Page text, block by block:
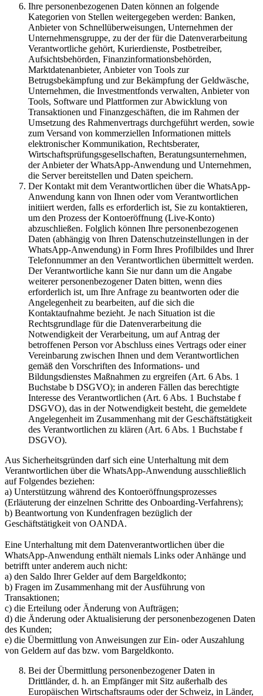
Ihre personenbezogenen Daten können an folgende
Kategorien von Stellen weitergegeben werden: Banken,
Anbieter von Schnellüberweisungen, Unternehmen der
Unternehmensgruppe, zu der der für die Datenverarbeitung
Verantwortliche gehört, Kurierdienste, Postbetreiber,
Aufsichtsbehörden, Finanzinformationsbehörden,
Marktdatenanbieter, Anbieter von Tools zur
Betrugsbekämpfung und zur Bekämpfung der Geldwäsche,
Unternehmen, die Investmentfonds verwalten, Anbieter von
Tools, Software und Plattformen zur Abwicklung von
Transaktionen und Finanzgeschäften, die im Rahmen der
Umsetzung des Rahmenvertrags durchgeführt werden, sowie
zum Versand von kommerziellen Informationen mittels
elektronischer Kommunikation, Rechtsberater,
Wirtschaftsprüfungsgesellschaften, Beratungsunternehmen,
der Anbieter der WhatsApp-Anwendung und Unternehmen,
die Server bereitstellen und Daten speichern.
Der Kontakt mit dem Verantwortlichen über die WhatsApp-
Anwendung kann von Ihnen oder vom Verantwortlichen
initiiert werden, falls es erforderlich ist, Sie zu kontaktieren,
um den Prozess der Kontoeröffnung (Live-Konto)
abzuschließen. Folglich können Ihre personenbezogenen
Daten (abhängig von Ihren Datenschutzeinstellungen in der
WhatsApp-Anwendung) in Form Ihres Profilbildes und Ihrer
Telefonnummer an den Verantwortlichen übermittelt werden.
Der Verantwortliche kann Sie nur dann um die Angabe
weiterer personenbezogener Daten bitten, wenn dies
erforderlich ist, um Ihre Anfrage zu beantworten oder die
Angelegenheit zu bearbeiten, auf die sich die
Kontaktaufnahme bezieht. Je nach Situation ist die
Rechtsgrundlage für die Datenverarbeitung die
Notwendigkeit der Verarbeitung, um auf Antrag der
betroffenen Person vor Abschluss eines Vertrags oder einer
Vereinbarung zwischen Ihnen und dem Verantwortlichen
gemäß den Vorschriften des Informations- und
Bildungsdienstes Maßnahmen zu ergreifen (Art. 6 Abs. 1
Buchstabe b DSGVO); in anderen Fällen das berechtigte
Interesse des Verantwortlichen (Art. 6 Abs. 1 Buchstabe f
DSGVO), das in der Notwendigkeit besteht, die gemeldete
Angelegenheit im Zusammenhang mit der Geschäftstätigkeit
des Verantwortlichen zu klären (Art. 6 Abs. 1 Buchstabe f
DSGVO).
Aus Sicherheitsgründen darf sich eine Unterhaltung mit dem
Verantwortlichen über die WhatsApp-Anwendung ausschließlich
auf Folgendes beziehen:
a) Unterstützung während des Kontoeröffnungsprozesses
(Erläuterung der einzelnen Schritte des Onboarding-Verfahrens);
b) Beantwortung von Kundenfragen bezüglich der
Geschäftstätigkeit von OANDA.
Eine Unterhaltung mit dem Datenverantwortlichen über die
WhatsApp-Anwendung enthält niemals Links oder Anhänge und
betrifft unter anderem auch nicht:
a) den Saldo Ihrer Gelder auf dem Bargeldkonto;
b) Fragen im Zusammenhang mit der Ausführung von
Transaktionen;
c) die Erteilung oder Änderung von Aufträgen;
d) die Änderung oder Aktualisierung der personenbezogenen Daten
des Kunden;
e) die Übermittlung von Anweisungen zur Ein- oder Auszahlung
von Geldern auf das bzw. vom Bargeldkonto.
Bei der Übermittlung personenbezogener Daten in
Drittländer, d. h. an Empfänger mit Sitz außerhalb des
Europäischen Wirtschaftsraums oder der Schweiz, in Länder,